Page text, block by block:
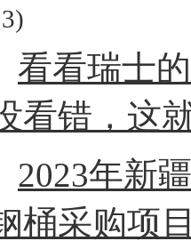
看看瑞士
看错，这
2023年新
桶采购项